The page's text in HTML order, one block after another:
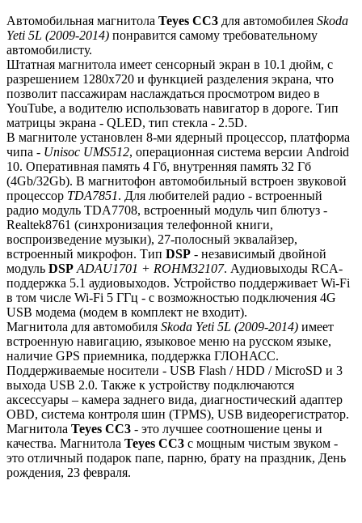
Автомобильная магнитола Teyes СС3 для автомобилея Skoda
Yeti 5L (2009-2014) понравится самому требовательному
автомобилисту.
Штатная магнитола имеет сенсорный экран в 10.1 дюйм, с
разрешением 1280х720 и функцией разделения экрана, что
позволит пассажирам наслаждаться просмотром видео в
YouTube, а водителю использовать навигатор в дороге. Тип
матрицы экрана - QLED, тип стекла - 2.5D.
В магнитоле установлен 8-ми ядерный процессор, платформа
чипа - Unisoc UMS512, операционная система версии Android
10. Оперативная память 4 Гб, внутренняя память 32 Гб
(4Gb/32Gb). В магнитофон автомобильный встроен звуковой
процессор TDA7851. Для любителей радио - встроенный
радио модуль TDA7708, встроенный модуль чип блютуз -
Realtek8761 (синхронизация телефонной книги,
воспроизведение музыки), 27-полосный эквалайзер,
встроенный микрофон. Тип DSP - независимый двойной
модуль DSP ADAU1701 + ROHM32107. Аудиовыходы RCA-
поддержка 5.1 аудиовыходов. Устройство поддерживает Wi-Fi
в том числе Wi-Fi 5 ГГц - с возможностью подключения 4G
USB модема (модем в комплект не входит).
Магнитола для автомобиля Skoda Yeti 5L (2009-2014) имеет
встроенную навигацию, языковое меню на русском языке,
наличие GPS приемника, поддержка ГЛОНАСС.
Поддерживаемые носители - USB Flash / HDD / MicroSD и 3
выхода USB 2.0. Также к устройству подключаются
аксессуары – камера заднего вида, диагностический адаптер
OBD, система контроля шин (TPMS), USB видеорегистратор.
Магнитола Teyes СС3 - это лучшее соотношение цены и
качества. Магнитола Teyes CC3 с мощным чистым звуком -
это отличный подарок папе, парню, брату на праздник, День
рождения, 23 февраля.